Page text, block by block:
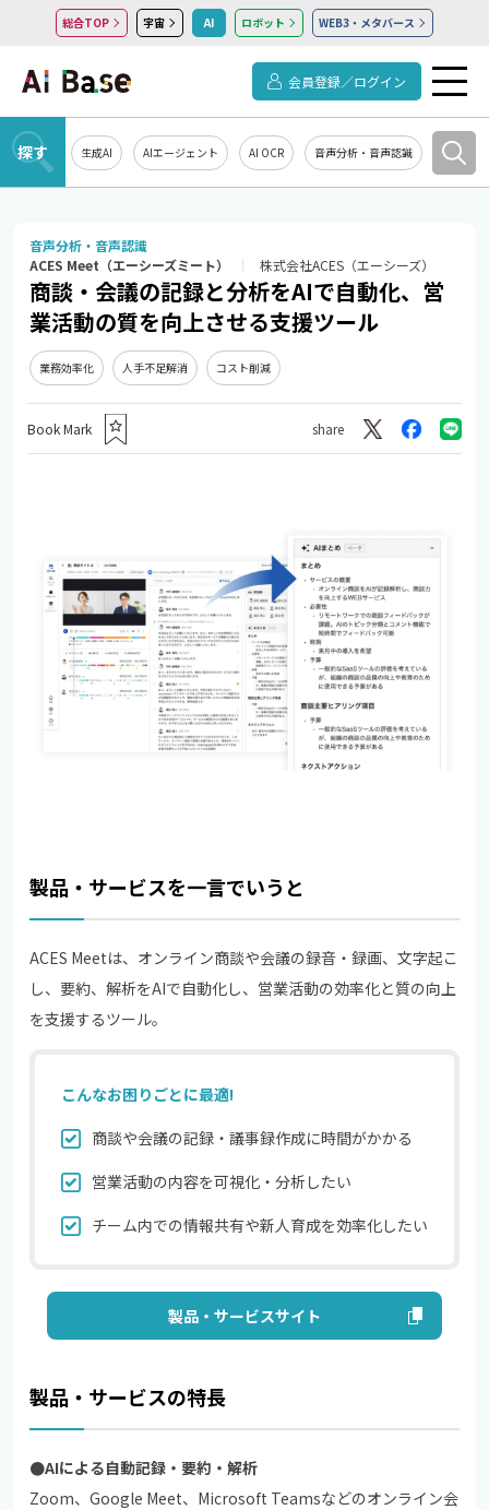
総合TOP 宇宙 AI ロボット WEB3・メタバース
会員登録／ログイン
探す 生成AI AIエージェント AI OCR 音声分析・音声認識 教育・
音声分析・音声認識
ACES Meet（エーシーズミート）
株式会社ACES（エーシーズ）
商談・会議の記録と分析をAIで自動化、営
業活動の質を向上させる支援ツール
業務効率化 人手不足解消 コスト削減
Book Mark share
製品・サービスを一言でいうと
ACES Meetは、オンライン商談や会議の録音・録画、文字起こ
し、要約、解析をAIで自動化し、営業活動の効率化と質の向上
を支援するツール。
こんなお困りごとに最適!
商談や会議の記録・議事録作成に時間がかかる
営業活動の内容を可視化・分析したい
チーム内での情報共有や新人育成を効率化したい
製品・サービスサイト
製品・サービスの特長
●AIによる自動記録・要約・解析
Zoom、Google Meet、Microsoft Teamsなどのオンライン会